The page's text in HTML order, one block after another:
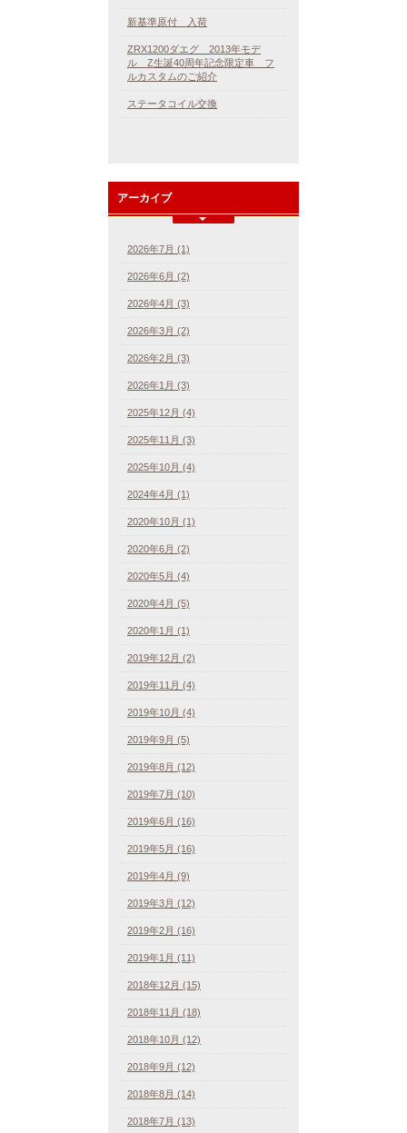
新基準原付 入荷
ZRX1200ダエグ 2013年モデ
ル Z生誕40周年記念限定車 フ
ルカスタムのご紹介
ステータコイル交換
アーカイブ
2026年7月 (1)
2026年6月 (2)
2026年4月 (3)
2026年3月 (2)
2026年2月 (3)
2026年1月 (3)
2025年12月 (4)
2025年11月 (3)
2025年10月 (4)
2024年4月 (1)
2020年10月 (1)
2020年6月 (2)
2020年5月 (4)
2020年4月 (5)
2020年1月 (1)
2019年12月 (2)
2019年11月 (4)
2019年10月 (4)
2019年9月 (5)
2019年8月 (12)
2019年7月 (10)
2019年6月 (16)
2019年5月 (16)
2019年4月 (9)
2019年3月 (12)
2019年2月 (16)
2019年1月 (11)
2018年12月 (15)
2018年11月 (18)
2018年10月 (12)
2018年9月 (12)
2018年8月 (14)
2018年7月 (13)